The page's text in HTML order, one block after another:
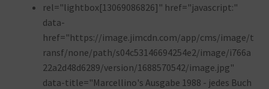
rel="lightbox[13069086826]" href="javascript:"
data-
href="https://image.jimcdn.com/app/cms/image/t
ransf/none/path/s04c53146694254e2/image/i766a
22a2d48d6289/version/1688570542/image.jpg"
data-title="Marcellino's Ausgabe 1988 - jedes Buch